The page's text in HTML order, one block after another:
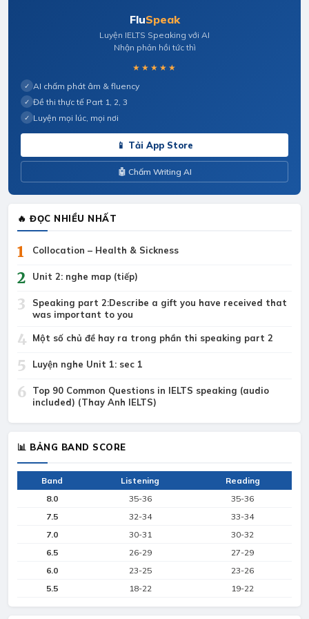
FluSpeak
Luyện IELTS Speaking với AI
Nhận phản hồi tức thì
★★★★★
✓ AI chấm phát âm & fluency
✓ Đề thi thực tế Part 1, 2, 3
✓ Luyện mọi lúc, mọi nơi
📱 Tải App Store
🤖 Chấm Writing AI
🔥 ĐỌC NHIỀU NHẤT
1 Collocation – Health & Sickness
2 Unit 2: nghe map (tiếp)
3
Speaking part 2:Describe a gift you have received that
was important to you
4 Một số chủ đề hay ra trong phần thi speaking part 2
5 Luyện nghe Unit 1: sec 1
6
Top 90 Common Questions in IELTS speaking (audio
included) (Thay Anh IELTS)
📊 BẢNG BAND SCORE
Band Listening
Reading
8.0
35-36
35-36
7.5
32-34
33-34
7.0
30-31
30-32
6.5
26-29
27-29
6.0
23-25
23-26
5.5
18-22 19-22